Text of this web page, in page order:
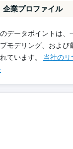
企業プロファイル
データポイントは、
モデリング、および
ています。 当社の